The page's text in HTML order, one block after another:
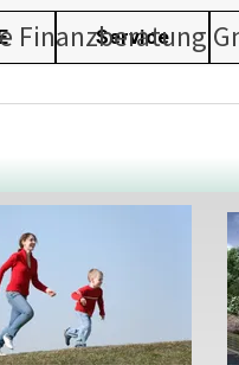
Service
Finanzberatung